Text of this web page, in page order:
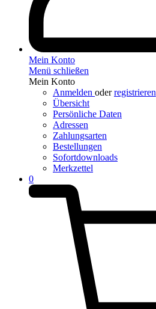
Mein Konto
Menü schließen
Mein Konto
Anmelden oderregistrieren
Übersicht
Persönliche Daten
Adressen
Zahlungsarten
Bestellungen
Sofortdownloads
Merkzettel
0